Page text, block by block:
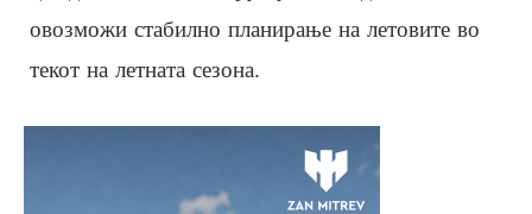
овозможи стабилно планирање на летовите во
текот на летната сезона.